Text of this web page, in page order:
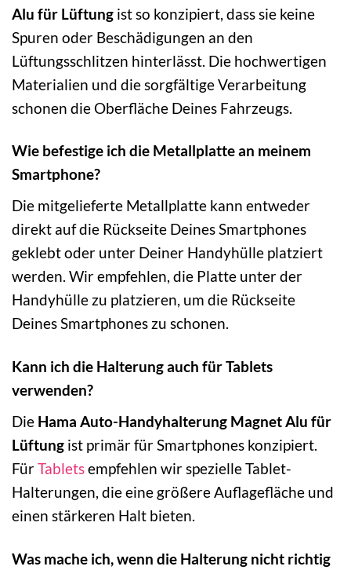
Alu für Lüftung ist so konzipiert, dass sie keine
Spuren oder Beschädigungen an den
Lüftungsschlitzen hinterlässt. Die hochwertigen
Materialien und die sorgfältige Verarbeitung
schonen die Oberfläche Deines Fahrzeugs.
Wie befestige ich die Metallplatte an meinem
Smartphone?
Die mitgelieferte Metallplatte kann entweder
direkt auf die Rückseite Deines Smartphones
geklebt oder unter Deiner Handyhülle platziert
werden. Wir empfehlen, die Platte unter der
Handyhülle zu platzieren, um die Rückseite
Deines Smartphones zu schonen.
Kann ich die Halterung auch für Tablets
verwenden?
Die Hama Auto-Handyhalterung Magnet Alu für
Lüftung ist primär für Smartphones konzipiert.
FürTabletsempfehlen wir spezielle Tablet-
Halterungen, die eine größere Auflagefläche und
einen stärkeren Halt bieten.
Was mache ich, wenn die Halterung nicht richtig